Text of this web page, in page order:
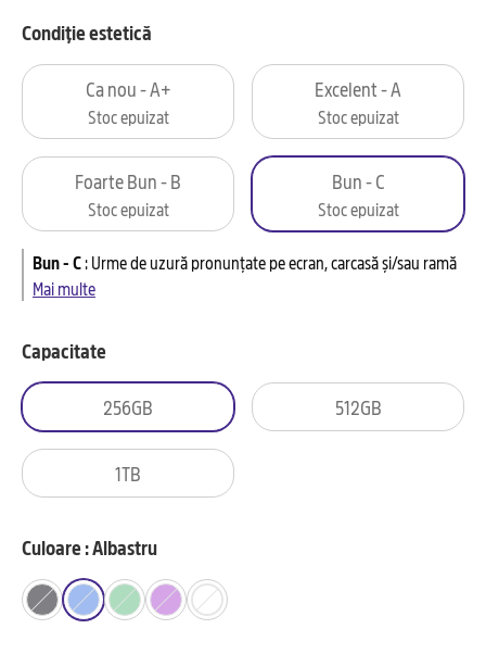
Condiție estetică
Ca nou - A+
Stoc epuizat
Excelent - A
Stoc epuizat
Foarte Bun - B
Stoc epuizat
Bun - C
Stoc epuizat
Bun - C:Urme de uzură pronunțate pe ecran, carcasă și/sau ramă
Mai multe
Capacitate
256GB 512GB
1TB
Culoare : Albastru